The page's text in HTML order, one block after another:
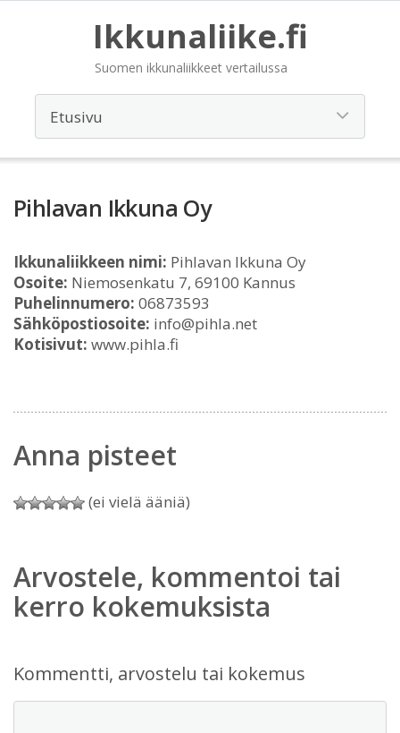
Ikkunaliike.fi
Suomen ikkunaliikkeet vertailussa
Pihlavan Ikkuna Oy
Ikkunaliikkeen nimi: Pihlavan Ikkuna Oy
Osoite: Niemosenkatu 7, 69100 Kannus
Puhelinnumero: 06873593
Sähköpostiosoite: info@pihla.net
Kotisivut: www.pihla.fi
Anna pisteet
(ei vielä ääniä)
Arvostele, kommentoi tai
kerro kokemuksista
Kommentti, arvostelu tai kokemus